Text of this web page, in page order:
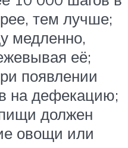
тем лучше;
медленно,
её;
появлении
на дефекацию;
должен
овощи или